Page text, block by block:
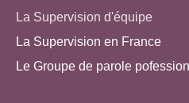
La Supervision d'équipe
La Supervision en France
Le Groupe de parole